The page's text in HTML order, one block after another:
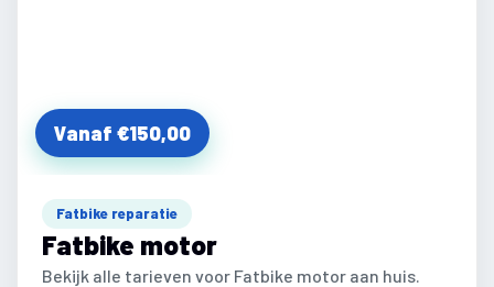
Vanaf €150,00
Fatbike reparatie
Fatbike motor
Bekijk alle tarieven voor Fatbike motor aan huis.